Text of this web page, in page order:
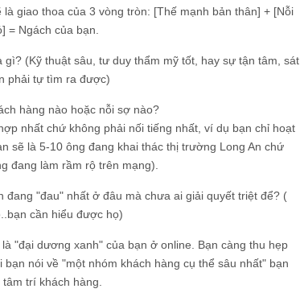
giao thoa của 3 vòng tròn: [Thế mạnh bản thân] + [Nỗi
= Ngách của bạn.
(Kỹ thuật sâu, tư duy thẩm mỹ tốt, hay sự tận tâm, sát
phải tự tìm ra được)
hàng nào hoặc nỗi sợ nào?
nhất chứ không phải nối tiếng nhất, ví dụ bạn chỉ hoạt
sẽ là 5-10 ông đang khai thác thị trường Long An chứ
đang làm rầm rộ trên mạng).
đang "đau" nhất ở đâu mà chưa ai giải quyết triệt để? (
cần hiểu được họ)
"đại dương xanh" của bạn ở online. Bạn càng thu hẹp
nói về "một nhóm khách hàng cụ thể sâu nhất" bạn
trí khách hàng.